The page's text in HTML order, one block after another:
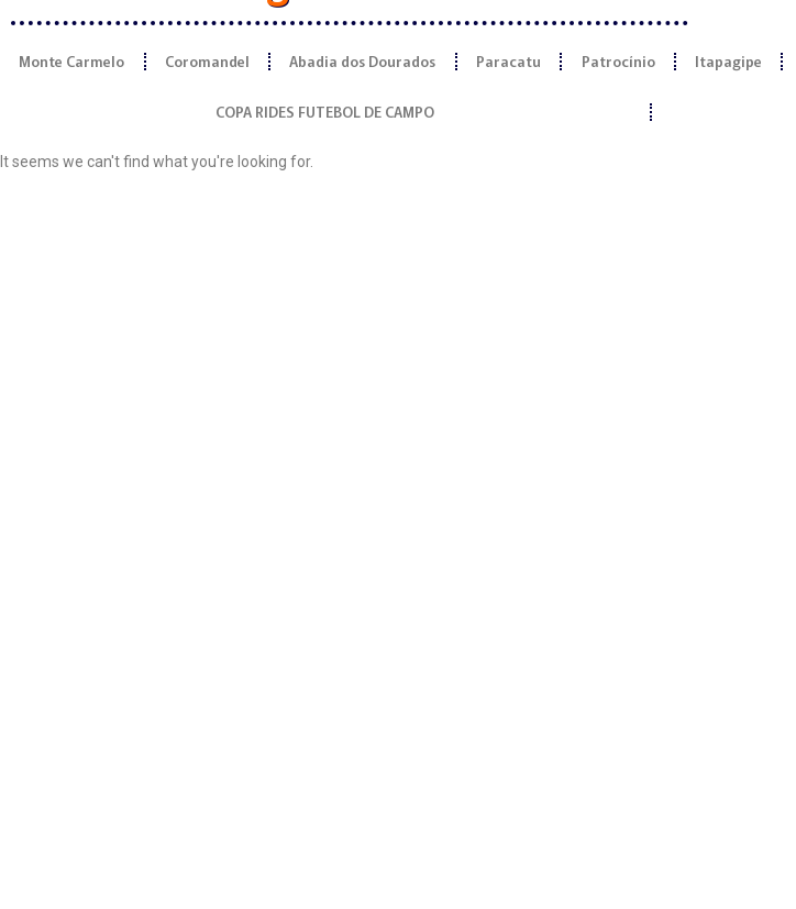
Monte Carmelo Coromandel Abadia dos Dourados Paracatu Patrocínio Itapagipe
COPA RIDES FUTEBOL DE CAMPO
It seems we can't find what you're looking for.